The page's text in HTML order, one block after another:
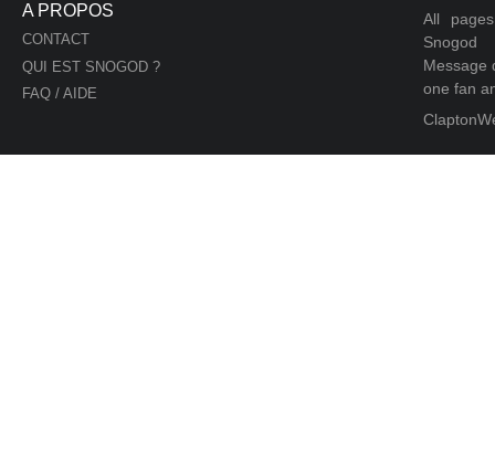
A PROPOS
CONTACT
QUI EST SNOGOD ?
FAQ / AIDE
All
Snogod
Message
one fan